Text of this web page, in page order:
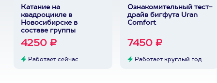
Катание на
квадроцикле в
Новосибирске в
составе группы
4250 ₽
Работает сейчас
Ознакомительный тест-
драйв бигфута Uran
Comfort
7450 ₽
Работает круглый год